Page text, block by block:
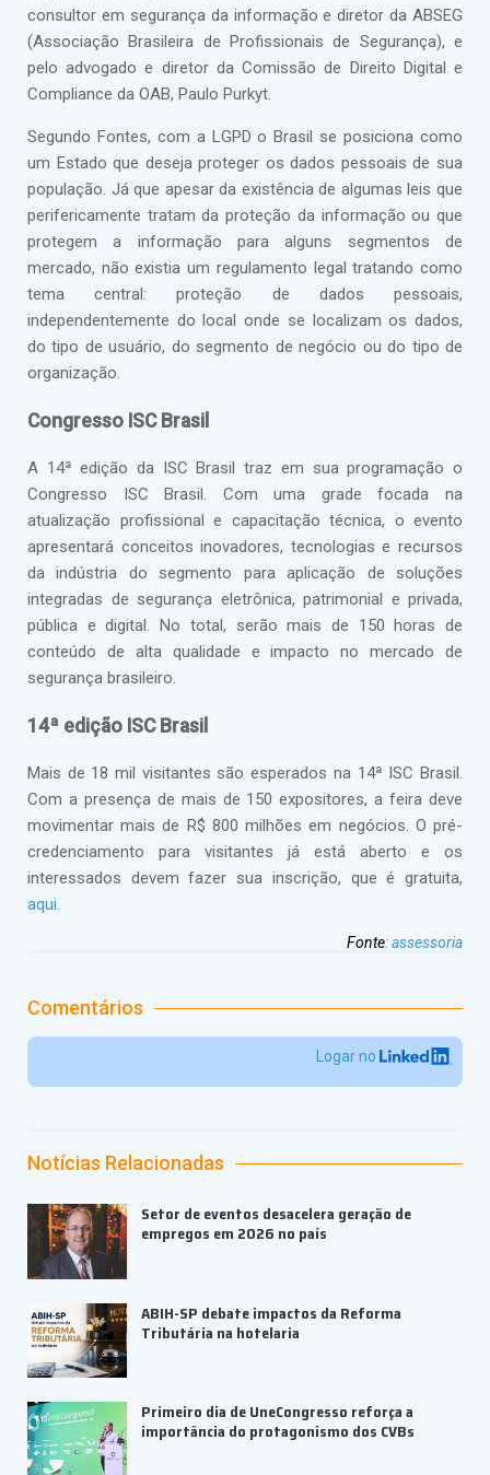
consultor em segurança da informação e diretor da ABSEG
(Associação Brasileira de Profissionais de Segurança), e
pelo advogado e diretor da Comissão de Direito Digital e
Compliance da OAB, Paulo Purkyt.
Segundo Fontes, com a LGPD o Brasil se posiciona como
um Estado que deseja proteger os dados pessoais de sua
população. Já que apesar da existência de algumas leis que
perifericamente tratam da proteção da informação ou que
protegem a informação para alguns segmentos de
mercado, não existia um regulamento legal tratando como
tema central: proteção de dados pessoais,
independentemente do local onde se localizam os dados,
do tipo de usuário, do segmento de negócio ou do tipo de
organização.
Congresso ISC Brasil
A 14ª edição da ISC Brasil traz em sua programação o
Congresso ISC Brasil. Com uma grade focada na
atualização profissional e capacitação técnica, o evento
apresentará conceitos inovadores, tecnologias e recursos
da indústria do segmento para aplicação de soluções
integradas de segurança eletrônica, patrimonial e privada,
pública e digital. No total, serão mais de 150 horas de
conteúdo de alta qualidade e impacto no mercado de
segurança brasileiro.
14ª edição ISC Brasil
Mais de 18 mil visitantes são esperados na 14ª ISC Brasil.
Com a presença de mais de 150 expositores, a feira deve
movimentar mais de R$ 800 milhões em negócios. O pré-
credenciamento para visitantes já está aberto e os
interessados devem fazer sua inscrição, que é gratuita,
aqui.
Fonte:assessoria
Comentários
Logar no
Notícias Relacionadas
Setor de eventos desacelera geração de
empregos em 2026 no país
ABIH-SP debate impactos da Reforma
Tributária na hotelaria
Primeiro dia de UneCongresso reforça a
importância do protagonismo dos CVBs